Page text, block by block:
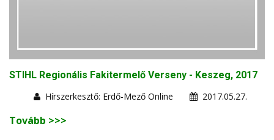
STIHL Regionális Fakitermelő Verseny - Keszeg, 2017
Hírszerkesztő: Erdő-Mező Online
2017.05.27.
Tovább >>>